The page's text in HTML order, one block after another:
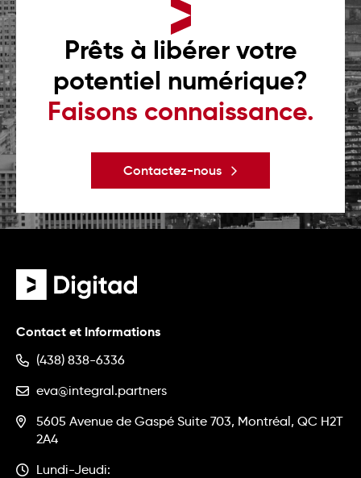
Prêts à libérer votre
potentiel numérique?
Faisons connaissance.
Contactez-nous
Contact et Informations
(438) 838-6336
eva@integral.partners
5605 Avenue de Gaspé Suite 703, Montréal, QC H2T
2A4
Lundi-Jeudi: